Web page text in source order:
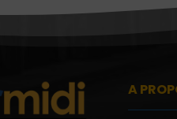
A